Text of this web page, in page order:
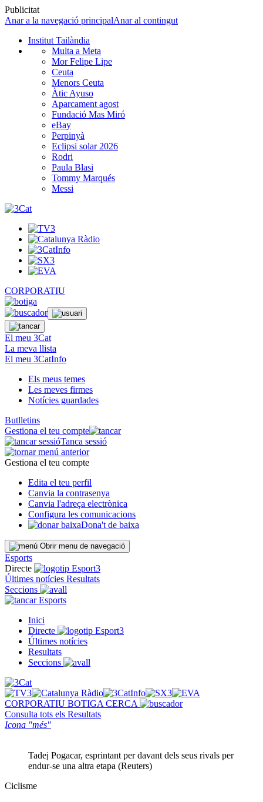
Publicitat
Anar a la navegació principalAnar al contingut
Institut Tailàndia
Multa a Meta
Mor Felipe Lipe
Ceuta
Menors Ceuta
Àtic Ayuso
Aparcament agost
Fundació Mas Miró
eBay
Perpinyà
Eclipsi solar 2026
Rodri
Paula Blasi
Tommy Marqués
Messi
CORPORATIU
El meu 3Cat
La meva llista
El meu 3CatInfo
Els meus temes
Les meves firmes
Notícies guardades
Butlletins
Gestiona el teu compte
Tanca sessió
Gestiona el teu compte
Edita el teu perfil
Canvia la contrasenya
Canvia l'adreça electrònica
Configura les comunicacions
Dona't de baixa
Obrir menu de navegació
Esports
Directe
Últimes notícies Resultats
Seccions
Esports
Inici
Directe
Últimes notícies
Resultats
Seccions
CORPORATIU BOTIGA CERCA
Consulta tots els Resultats
Icona "més"
Tadej Pogacar, esprintant per davant dels seus rivals per
endur-se una altra etapa (Reuters)
Ciclisme